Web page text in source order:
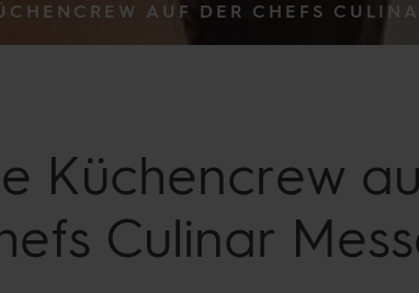
AUF DER CHEFS
Küchencrew
Culinar